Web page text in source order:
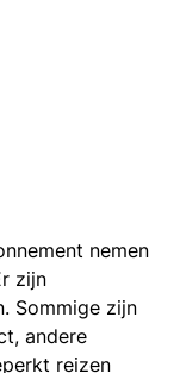
nemen
zijn
Sommige zijn
andere
reizen